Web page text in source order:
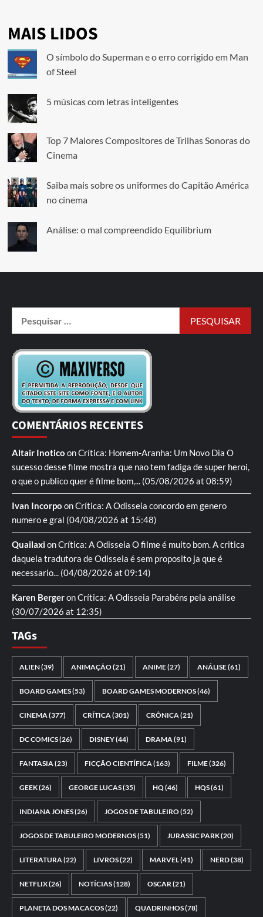
MAIS LIDOS
O símbolo do Superman e o erro corrigido em Man
of Steel
5 músicas com letras inteligentes
Top 7 Maiores Compositores de Trilhas Sonoras do
Cinema
Saiba mais sobre os uniformes do Capitão América
no cinema
Análise: o mal compreendido Equilibrium
COMENTÁRIOS RECENTES
Altair Inotico onCrítica: Homem-Aranha: Um Novo Dia O
sucesso desse filme mostra que nao tem fadiga de super heroi,
o que o publico quer é filme bom,... (05/08/2026 at 08:59)
Ivan Incorpo onCrítica: A Odisseia concordo em genero
numero e gral (04/08/2026 at 15:48)
QuailaxionCrítica: A Odisseia O filme é muito bom. A critica
daquela tradutora de Odisseia é sem proposito ja que é
necessario... (04/08/2026 at 09:14)
Karen BergeronCrítica: A Odisseia Parabéns pela análise
(30/07/2026 at 12:35)
TAGs
ALIEN(39) ANIMAÇÃO(21) ANIME(27) ANÁLISE(61)
BOARD GAMES(53) BOARD GAMES MODERNOS(46)
CINEMA(377) CRÍTICA(301) CRÔNICA(21)
DC COMICS(26) DISNEY(44) DRAMA(91)
FANTASIA(23) FICÇÃO CIENTÍFICA(163) FILME(326)
GEEK(26) GEORGE LUCAS(35) HQ(46) HQS(61)
INDIANA JONES(26) JOGOS DE TABULEIRO(52)
JOGOS DE TABULEIRO MODERNOS(51) JURASSIC PARK(20)
LITERATURA(22) LIVROS(22) MARVEL(41) NERD(38)
NETFLIX(26) NOTÍCIAS(128) OSCAR(21)
PLANETA DOS MACACOS(22) QUADRINHOS(78)